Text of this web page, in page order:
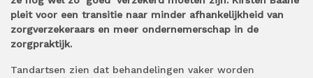
pleit voor een transitie naar minder afhankelijkheid van
zorgverzekeraars en meer ondernemerschap in de
zorgpraktijk.
Tandartsen zien dat behandelingen vaker worden